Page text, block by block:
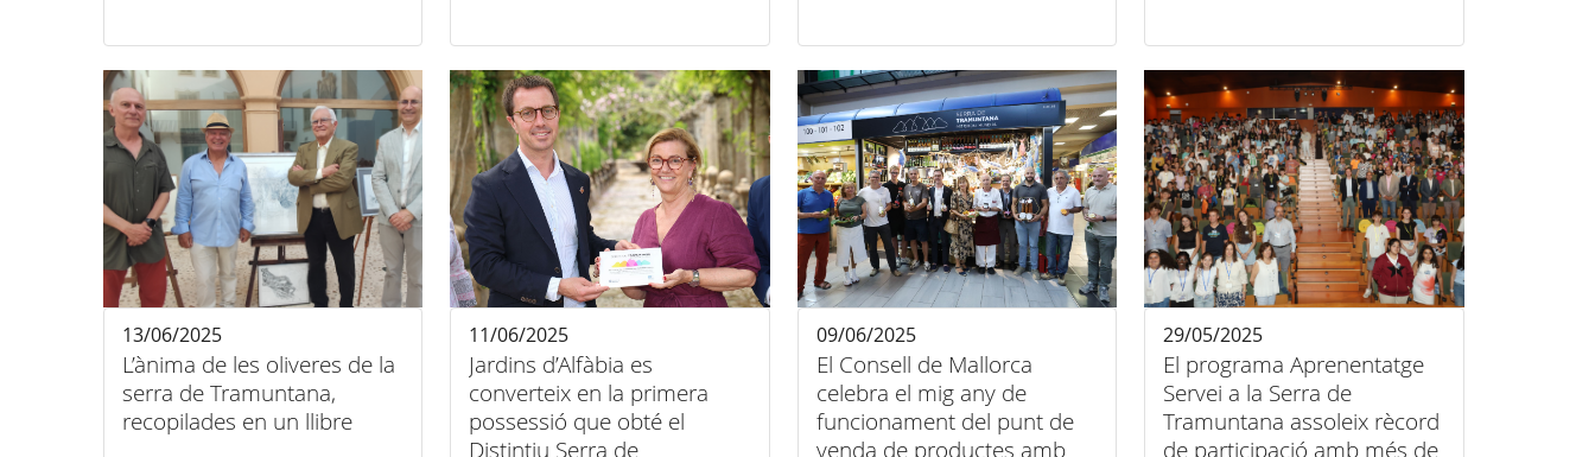
L’ànima de les oliveres de la
serra de Tramuntana,
recopilades en un llibre
13/06/2025
Jardins d’Alfàbia es
converteix en la primera
possessió que obté el
Distintiu Serra de
11/06/2025
El Consell de Mallorca
celebra el mig any de
funcionament del punt de
venda de productes amb
09/06/2025
El programa Aprenentatge
Servei a la Serra de
Tramuntana assoleix rècord
de participació amb més de
29/05/2025